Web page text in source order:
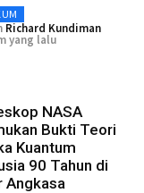
Richard Kundiman
yang lalu
NASA
Bukti Teori
Kuantum
90 Tahun di
Angkasa